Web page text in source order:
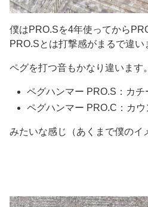
僕はPRO.Sを4年使ってから
PRO.Sとは打撃感がまるで違い
ペグを打つ音もかなり違います。
ペグハンマー PRO.S：カチ
ペグハンマー PRO.C：カウ
みたいな感じ（あくまで僕のイ